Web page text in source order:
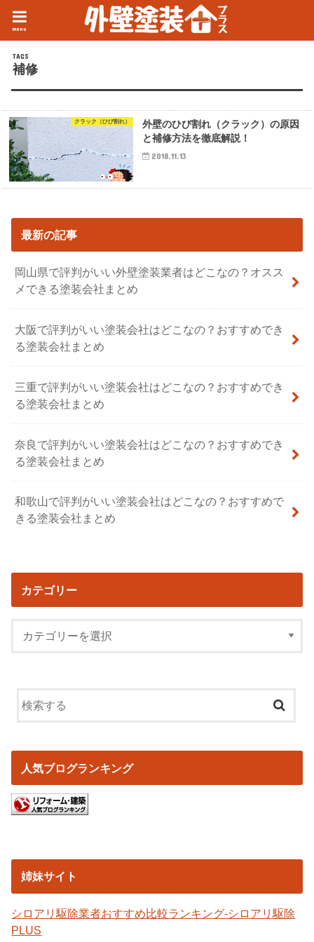
menu
補修
クラック（ひび割れ）
外壁のひび割れ（クラック）の原因
と補修方法を徹底解説！
2018.11.13
最新の記事
岡山県で評判がいい外壁塗装業者はどこなの？オスス
メできる塗装会社まとめ
大阪で評判がいい塗装会社はどこなの？おすすめでき
る塗装会社まとめ
三重で評判がいい塗装会社はどこなの？おすすめでき
る塗装会社まとめ
奈良で評判がいい塗装会社はどこなの？おすすめでき
る塗装会社まとめ
和歌山で評判がいい塗装会社はどこなの？おすすめで
きる塗装会社まとめ
カテゴリー
人気ブログランキング
姉妹サイト
シロアリ駆除業者おすすめ比較ランキング-シロアリ駆除
PLUS